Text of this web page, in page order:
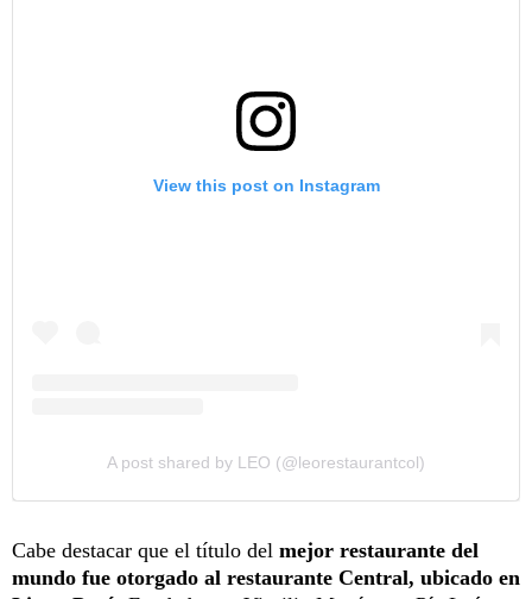
View this post on Instagram
A post shared by LEO (@leorestaurantcol)
Cabe destacar que el título del mejor restaurante del
mundo fue otorgado al restaurante Central, ubicado en